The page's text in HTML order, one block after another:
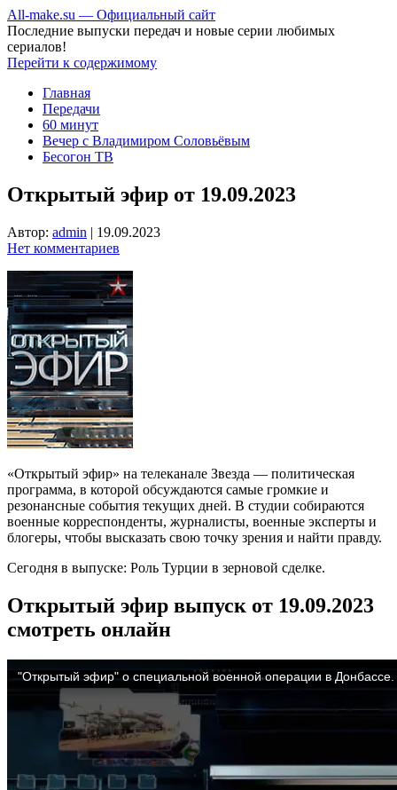
All-make.su — Официальный сайт
Последние выпуски передач и новые серии любимых
сериалов!
Перейти к содержимому
Главная
Передачи
60 минут
Вечер с Владимиром Соловьёвым
Бесогон ТВ
Открытый эфир от 19.09.2023
Автор: admin | 19.09.2023
Нет комментариев
«Открытый эфир» на телеканале Звезда — политическая
программа, в которой обсуждаются самые громкие и
резонансные события текущих дней. В студии собираются
военные корреспонденты, журналисты, военные эксперты и
блогеры, чтобы высказать свою точку зрения и найти правду.
Сегодня в выпуске: Роль Турции в зерновой сделке.
Открытый эфир выпуск от 19.09.2023
смотреть онлайн